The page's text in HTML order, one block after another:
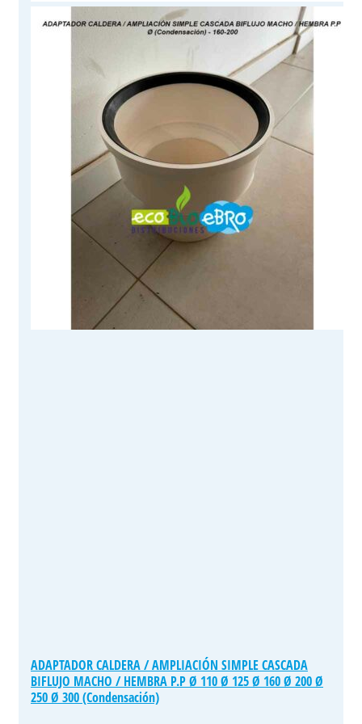
ADAPTADOR CALDERA / AMPLIACIÓN SIMPLE CASCADA
BIFLUJO MACHO / HEMBRA P.P Ø 110 Ø 125 Ø 160 Ø 200 Ø
250 Ø 300 (Condensación)